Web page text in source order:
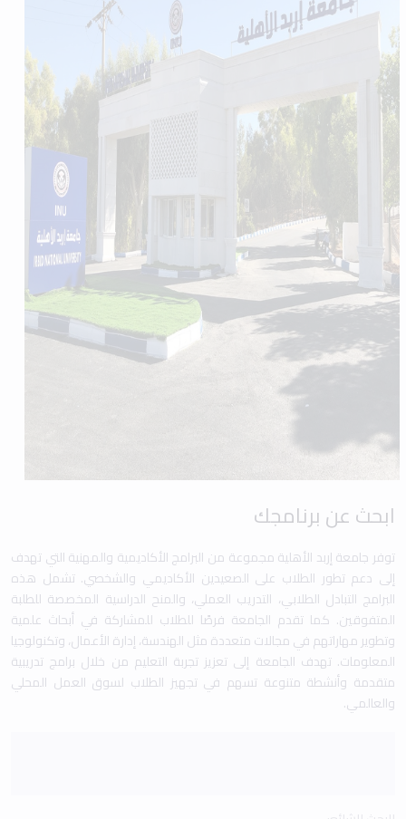
ابحث عن برنامجك
توفر جامعة إربد الأهلية مجموعة من البرامج الأكاديمية والمهنية التي تهدف
إلى دعم تطور الطلاب على الصعيدين الأكاديمي والشخصي. تشمل هذه
البرامج التبادل الطلابي، التدريب العملي، والمنح الدراسية المخصصة للطلبة
المتفوقين. كما تقدم الجامعة فرصًا للطلاب للمشاركة في أبحاث علمية
وتطوير مهاراتهم في مجالات متعددة مثل الهندسة، إدارة الأعمال، وتكنولوجيا
المعلومات. تهدف الجامعة إلى تعزيز تجربة التعليم من خلال برامج تدريبية
متقدمة وأنشطة متنوعة تسهم في تجهيز الطلاب لسوق العمل المحلي
والعالمي.